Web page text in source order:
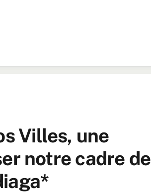
Villes, une
notre cadre de